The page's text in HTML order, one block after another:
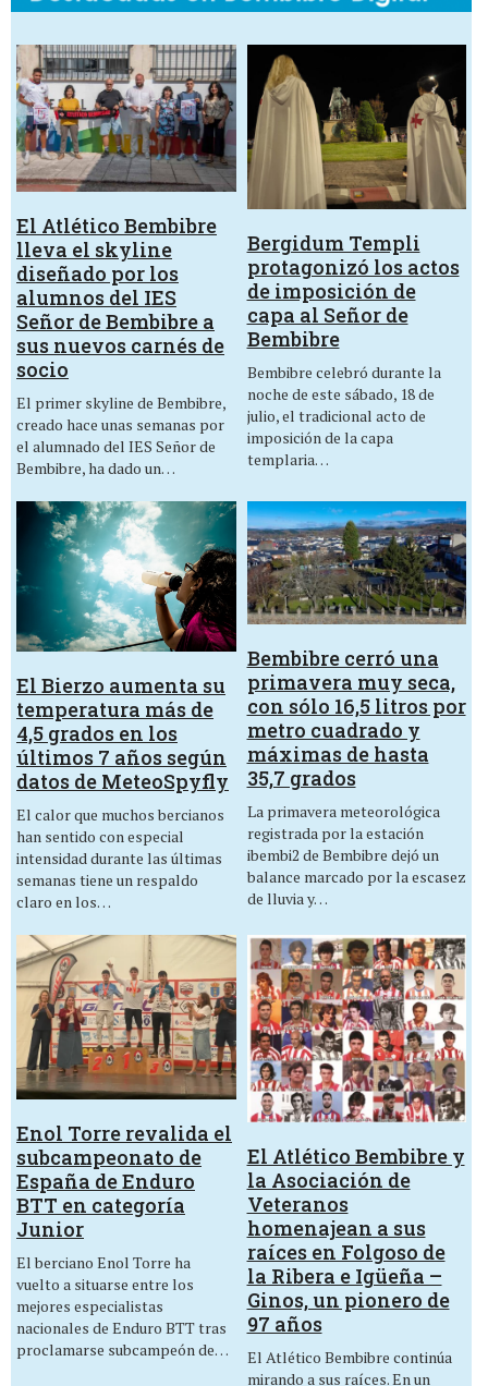
El Atlético Bembibre
lleva el skyline
diseñado por los
alumnos del IES
Señor de Bembibre a
sus nuevos carnés de
socio
El primer skyline de Bembibre,
creado hace unas semanas por
el alumnado del IES Señor de
Bembibre, ha dado un…
Bergidum Templi
protagonizó los actos
de imposición de
capa al Señor de
Bembibre
Bembibre celebró durante la
noche de este sábado, 18 de
julio, el tradicional acto de
imposición de la capa
templaria…
El Bierzo aumenta su
temperatura más de
4,5 grados en los
últimos 7 años según
datos de MeteoSpyfly
El calor que muchos bercianos
han sentido con especial
intensidad durante las últimas
semanas tiene un respaldo
claro en los…
Bembibre cerró una
primavera muy seca,
con sólo 16,5 litros por
metro cuadrado y
máximas de hasta
35,7 grados
La primavera meteorológica
registrada por la estación
ibembi2 de Bembibre dejó un
balance marcado por la escasez
de lluvia y…
Enol Torre revalida el
subcampeonato de
España de Enduro
BTT en categoría
Junior
El berciano Enol Torre ha
vuelto a situarse entre los
mejores especialistas
nacionales de Enduro BTT tras
proclamarse subcampeón de…
El Atlético Bembibre y
la Asociación de
Veteranos
homenajean a sus
raíces en Folgoso de
la Ribera e Igüeña –
Ginos, un pionero de
97 años
El Atlético Bembibre continúa
mirando a sus raíces. En un